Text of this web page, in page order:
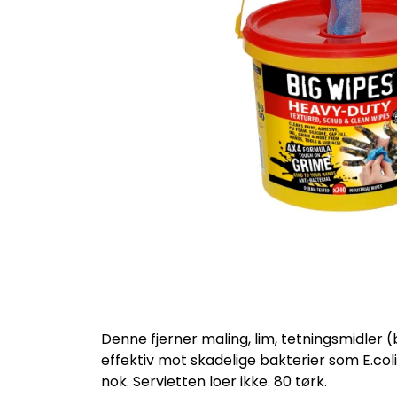
Denne fjerner maling, lim, tetningsmidler
effektiv mot skadelige bakterier som
nok. Servietten loer ikke. 80 tørk.